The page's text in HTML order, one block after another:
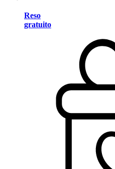
Reso
gratuito